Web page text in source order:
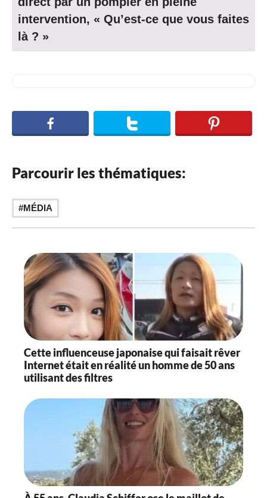
intervention, « Qu’est-ce que vous faites
là ? »
Parcourir les thématiques:
MÉDIA
Cette influenceuse japonaise qui faisait rêver
Internet était en réalité un homme de 50 ans
utilisant des filtres